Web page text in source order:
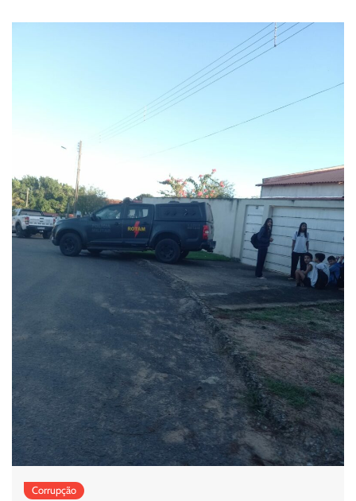
Corrupção